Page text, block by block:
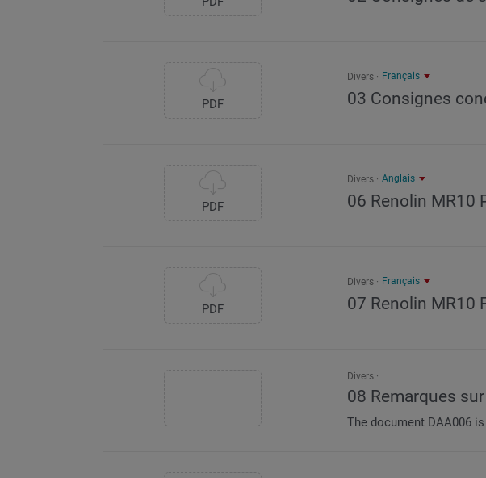
PDF
Divers Français
03 Consignes
PDF
Divers Anglais
06 Renolin MR10
PDF
Divers Français
07 Renolin MR10
Divers
08 Remarques
The document DAA006